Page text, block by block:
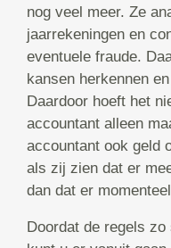
nog veel meer. Ze
jaarrekeningen en
eventuele fraude.
kansen herkennen
Daardoor hoeft het
accountant alleen
accountant ook geld
als zij zien dat er
dan dat er
Doordat de regels